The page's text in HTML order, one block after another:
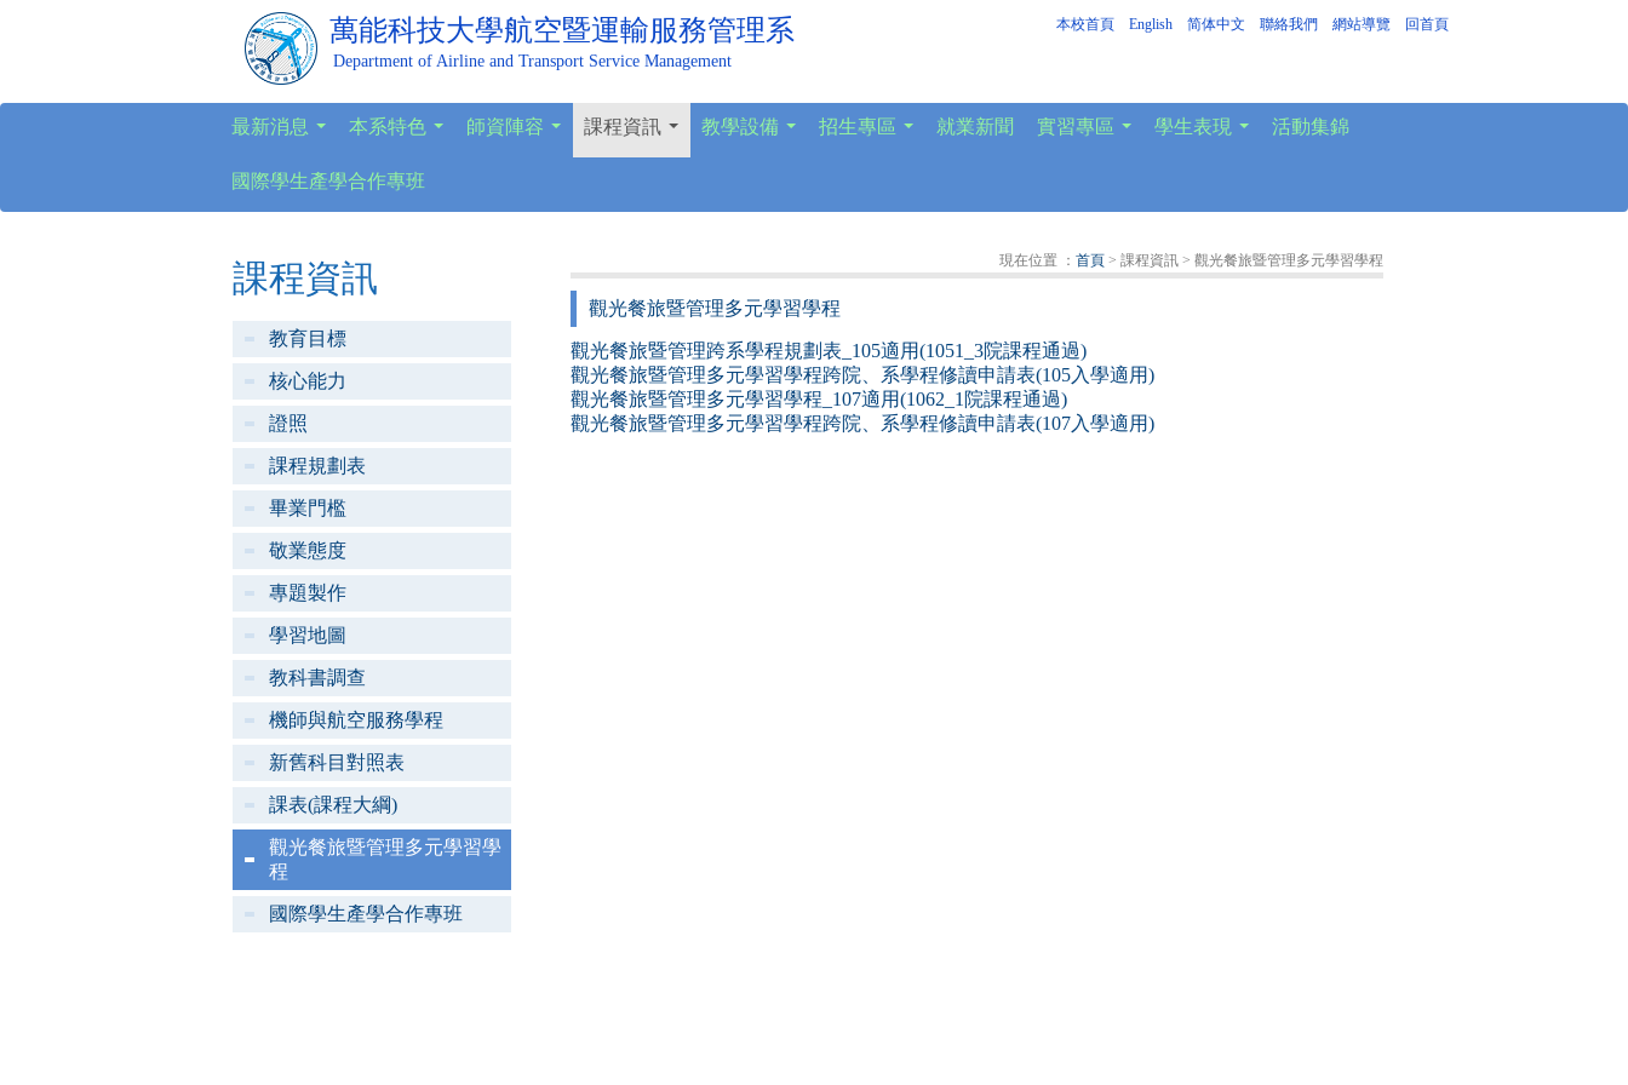
萬能科技大學航空暨運輸服務管理系
Department of Airline and Transport Service Management
本校首頁 English 简体中文 聯絡我們 網站導覽 回首頁
最新消息 本系特色 師資陣容 課程資訊 教學設備 招生專區 就業新聞 實習專區 學生表現 活動集錦
國際學生產學合作專班
課程資訊
教育目標
核心能力
證照
課程規劃表
畢業門檻
敬業態度
專題製作
學習地圖
教科書調查
機師與航空服務學程
新舊科目對照表
課表(課程大綱)
觀光餐旅暨管理多元學習學
程
國際學生產學合作專班
現在位置 ： 首頁 > 課程資訊 > 觀光餐旅暨管理多元學習學程
觀光餐旅暨管理多元學習學程
觀光餐旅暨管理跨系學程規劃表_105適用(1051_3院課程通過)
觀光餐旅暨管理多元學習學程跨院、系學程修讀申請表(105入學適用)
觀光餐旅暨管理多元學習學程_107適用(1062_1院課程通過)
觀光餐旅暨管理多元學習學程跨院、系學程修讀申請表(107入學適用)